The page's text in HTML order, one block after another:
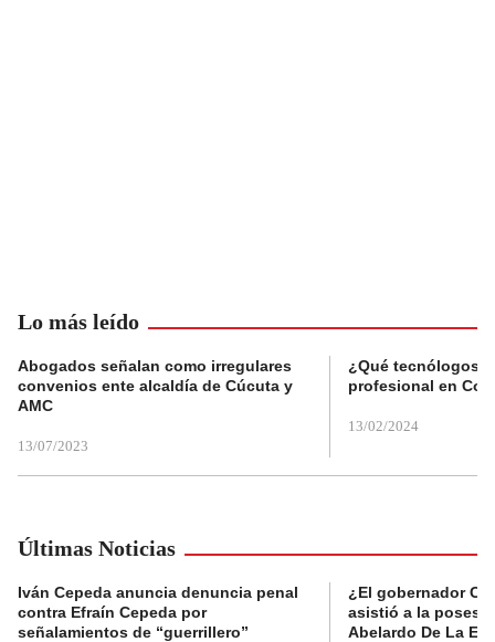
Lo más leído
Abogados señalan como irregulares
convenios ente alcaldía de Cúcuta y
AMC
13/07/2023
¿Qué tecnólogos
profesional en
13/02/2024
Últimas Noticias
Iván Cepeda anuncia denuncia penal
contra Efraín Cepeda por
señalamientos de “guerrillero”
¿El gobernador
asistió a la
Abelardo De La